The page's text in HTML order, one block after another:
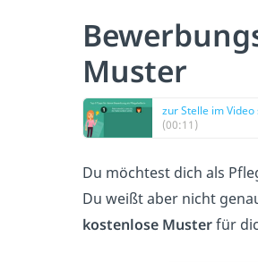
Muster
zur Stelle im
(00:11)
Du möchtest dich als
Du weißt aber nicht
kostenlose Musterfür